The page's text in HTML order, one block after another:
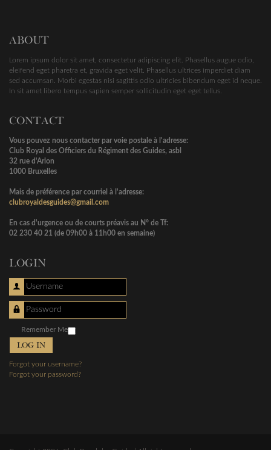
ABOUT
Lorem ipsum dolor sit amet, consectetur adipiscing elit. Phasellus augue odio,
eleifend eget pharetra et, gravida eget velit. Phasellus ultrices imperdiet diam
sed accumsan. Morbi egestas nisi sagittis odio ultricies bibendum eget id neque.
In sit amet libero tempus sapien semper sollicitudin eget eget tellus.
CONTACT
Vous pouvez nous contacter par voie postale à l'adresse:
Club Royal des Officiers du Régiment des Guides, asbl
32 rue d'Arlon
1000 Bruxelles
Mais de préférence par courriel à l'adresse:
clubroyaldesguides@gmail.com
En cas d'urgence ou de courts préavis au N° de Tf:
02 230 40 21 (de 09h00 à 11h00 en semaine)
LOGIN
Username
Password
Remember Me
LOG IN
Forgot your username?
Forgot your password?